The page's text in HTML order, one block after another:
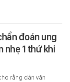
đoán ung
nhẹ 1 thứ khi
rằng dân văn